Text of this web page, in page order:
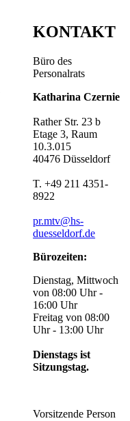
KONTAKT
Büro des
Personalrats
Katharina Czernie
​Rather Str. 23 b
Etage 3, Raum
10.3.015
40476 Düsseldorf
T. +49 211 4351-
8922
pr.mtv@hs-
duesseldorf.de
Bürozeiten:
Dienstag, Mittwoch
von 08:00 Uhr -
16:00 Uhr
Freitag von 08:00
Uhr - 13:00 Uhr
Dienstags ist
Sitzungstag.
Vorsitzende Person